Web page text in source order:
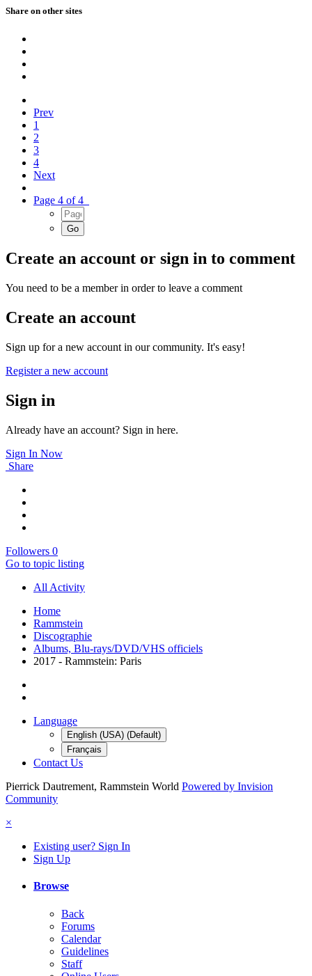
Share on other sites
Prev
1
2
3
4
Next
Page 4 of 4
Create an account or sign in to comment
You need to be a member in order to leave a comment
Create an account
Sign up for a new account in our community. It's easy!
Register a new account
Sign in
Already have an account? Sign in here.
Sign In Now
Share
Followers 0
Go to topic listing
All Activity
Home
Rammstein
Discographie
Albums, Blu-rays/DVD/VHS officiels
2017 - Rammstein: Paris
Language
English (USA) (Default)
Français
Contact Us
Pierrick Dautrement, Rammstein World Powered by Invision
Community
×
Existing user? Sign In
Sign Up
Browse
Back
Forums
Calendar
Guidelines
Staff